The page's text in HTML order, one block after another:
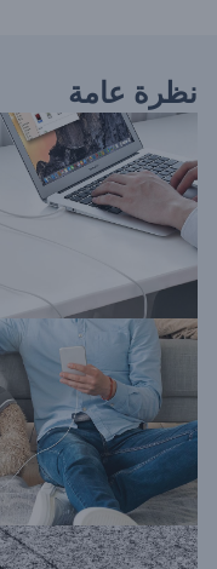
نظرة عامة